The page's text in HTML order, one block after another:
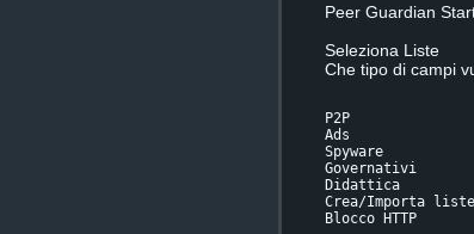
Peer Guardian
Seleziona Liste
Che tipo di campi
P2P
Ads
Spyware
Governativi
Didattica
Crea/Importa
Blocco HTTP